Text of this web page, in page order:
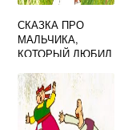
СКАЗКА ПРО
МАЛЬЧИКА,
КОТОРЫЙ ЛЮБИЛ